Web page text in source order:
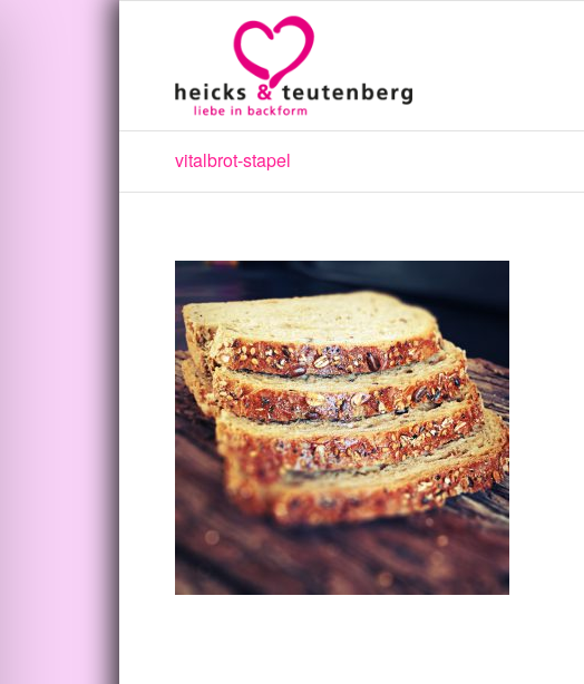
vitalbrot-stapel